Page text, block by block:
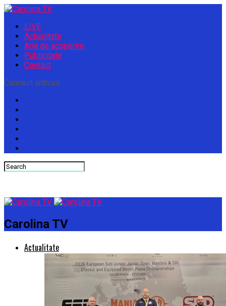
LIVE
Actualitate
Aria de acoperire
Publicitate
Contact
Connect with us
Carolina TV
Actualitate